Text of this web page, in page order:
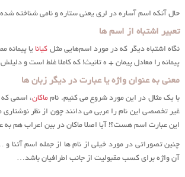
حال آنکه اسم آساره در لری یعنی ستاره و نامی شناخته شده
تعبیر اشتباه از اسم ها
نگاه اشتباه دیگر که در مورد اسم‌هایی مثل کیانایا پیمانه
پیمانه را معادل پیمان + ه تانیث! که کاملا غلط است و
معنی به عنوان واژه یا عبارت در دیگر زبان ها
با یک مثال در این مورد شروع می کنیم. نام ماکان، اسمی که
غیر تخصصی این نام را عربی می دانند چون از نظر
این عبارت اسم هست؟! آیا اصلا ماکان در بین اعراب هم
چنین تصوراتی در مورد خیلی از نام ها از جمله اسم
آن واژه برای کسب مقبولیت از جانب اطرافیان باشد…